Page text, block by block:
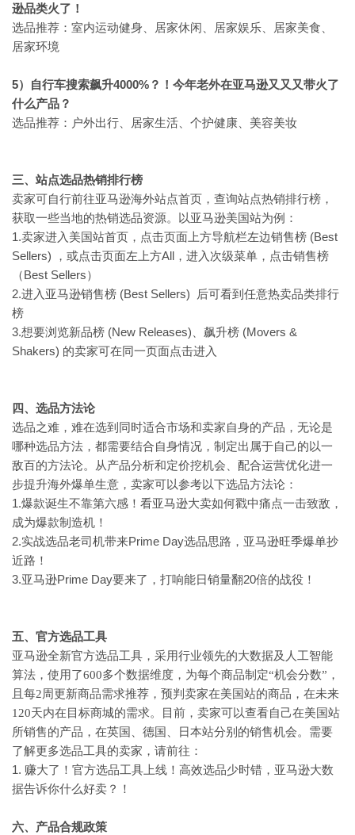
逊品类火了！
选品推荐：室内运动健身、居家休闲、居家娱乐、居家美食、
居家环境
5）自行车搜索飙升4000%？！今年老外在亚马逊又又又带火了
什么产品？
选品推荐：户外出行、居家生活、个护健康、美容美妆
三、站点选品热销排行榜
卖家可自行前往亚马逊海外站点首页，查询站点热销排行榜，
获取一些当地的热销选品资源。以亚马逊美国站为例：
1.卖家进入美国站首页，点击页面上方导航栏左边销售榜 (Best
Sellers) ，或点击页面左上方All，进入次级菜单，点击销售榜
（Best Sellers）
2.进入亚马逊销售榜 (Best Sellers) 后可看到任意热卖品类排行
榜
3.想要浏览新品榜 (New Releases)、飙升榜 (Movers &
Shakers) 的卖家可在同一页面点击进入
四、选品方法论
选品之难，难在选到同时适合市场和卖家自身的产品，无论是
哪种选品方法，都需要结合自身情况，制定出属于自己的以一
敌百的方法论。从产品分析和定价挖机会、配合运营优化进一
步提升海外爆单生意，卖家可以参考以下选品方法论：
1.爆款诞生不靠第六感！看亚马逊大卖如何戳中痛点一击致敌，
成为爆款制造机！
2.实战选品老司机带来Prime Day选品思路，亚马逊旺季爆单抄
近路！
3.亚马逊Prime Day要来了，打响能日销量翻20倍的战役！
五、官方选品工具
亚马逊全新官方选品工具，采用行业领先的大数据及人工智能
算法，使用了600多个数据维度，为每个商品制定“机会分数”，
且每2周更新商品需求推荐，预判卖家在美国站的商品，在未来
120天内在目标商城的需求。目前，卖家可以查看自己在美国站
所销售的产品，在英国、德国、日本站分别的销售机会。需要
了解更多选品工具的卖家，请前往：
1. 赚大了！官方选品工具上线！高效选品少时错，亚马逊大数
据告诉你什么好卖？！
六、产品合规政策